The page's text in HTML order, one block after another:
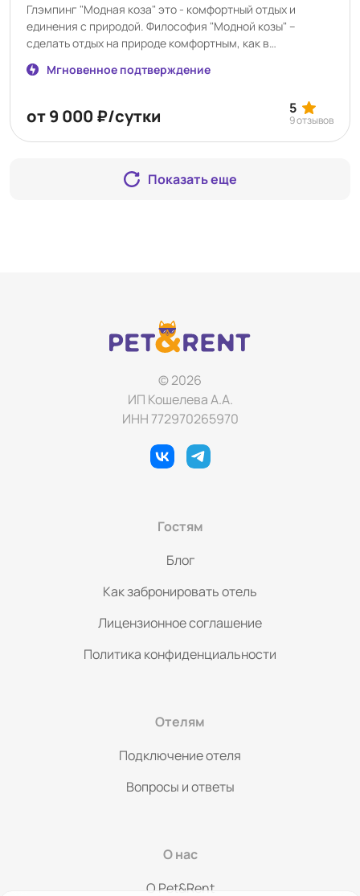
Глэмпинг "Модная коза" это - комфортный отдых и
единения с природой. Философия "Модной козы" –
сделать отдых на природе комфортным, как в
как у родственников. Глэмпинг "Модная коза" – это
кафе, мини-фермой, сыроварней и развлечениями.
Находится в Можайском районе Московской области
(всего 115 км от МКАД) по-настоящему уникальна своей
так же вы можете покушать у нас по Меню.
Мгновенное подтверждение
от 9 000 ₽/сутки 5
9 отзывов
Показать еще
© 2026
ИП Кошелева А.А.
ИНН 772970265970
Гостям
Блог
Как забронировать отель
Лицензионное соглашение
Политика конфиденциальности
Отелям
Подключение отеля
Вопросы и ответы
О нас
O Pet&Rent